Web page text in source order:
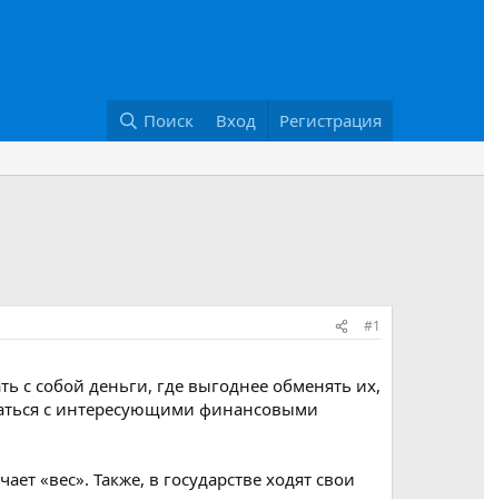
Поиск Вход Регистрация
#1
с собой деньги, где выгоднее обменять их,
с интересующими финансовыми
«вес». Также, в государстве ходят свои